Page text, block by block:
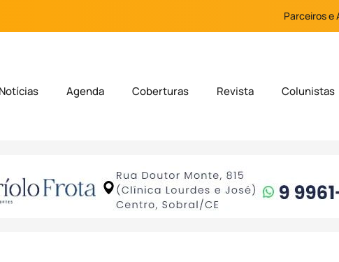
Parceiros e
Notícias Agenda Coberturas Revista Colunistas